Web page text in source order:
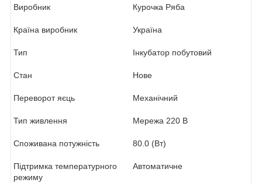
Виробник Курочка Ряба
Країна виробник Україна
Тип Інкубатор побутовий
Стан Нове
Переворот яєць Механічний
Тип живлення Мережа 220 В
Споживана потужність 80.0 (Вт)
Підтримка температурного
режиму
Автоматичне